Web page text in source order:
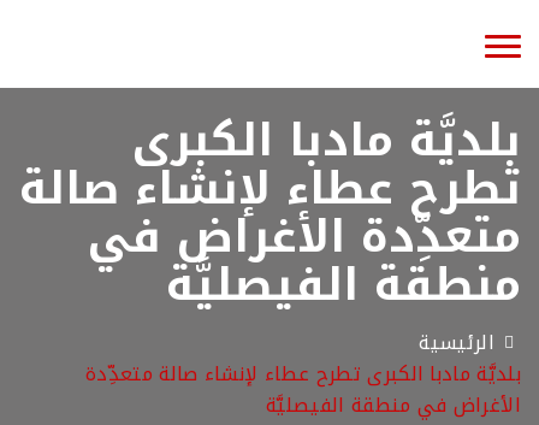
Toggle
navigation
بلديَّة مادبا الكبرى
تطرح عطاء لإنشاء صالة
متعدِّدة الأغراض في
منطقة الفيصليَّة
الرئيسية
بلديَّة مادبا الكبرى تطرح عطاء لإنشاء صالة متعدِّدة
الأغراض في منطقة الفيصليَّة